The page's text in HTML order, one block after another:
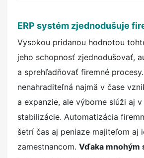
ERP systém zjednodušuje
Vysokou pridanou hodnotou
jeho schopnosť zjednodušovať,
a sprehľadňovať firemné
nenahraditeľná najmä v čase
a expanzie, ale výborne slúži aj v
stabilizácie. Automatizácia
šetrí čas aj peniaze majiteľom aj
zamestnancom. Vďaka mnohým